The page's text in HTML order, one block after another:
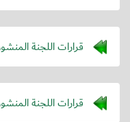
قرارات اللجنة
قرارات اللجنة